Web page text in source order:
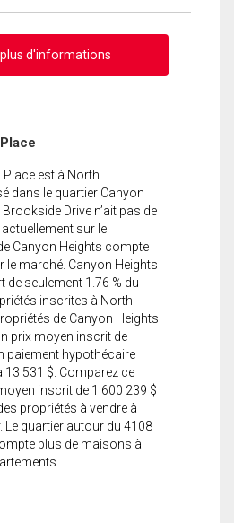
d'informations
Place est à North
dans le quartier Canyon
Drive n’ait pas de
sur le
Canyon Heights compte
le marché. Canyon Heights
de seulement 1.76 % du
inscrites à North
de Canyon Heights
prix moyen inscrit de
paiement hypothécaire
13 531 $. Comparez ce
inscrit de 1 600 239 $
propriétés à vendre à
Le quartier autour du 4108
plus de maisons à